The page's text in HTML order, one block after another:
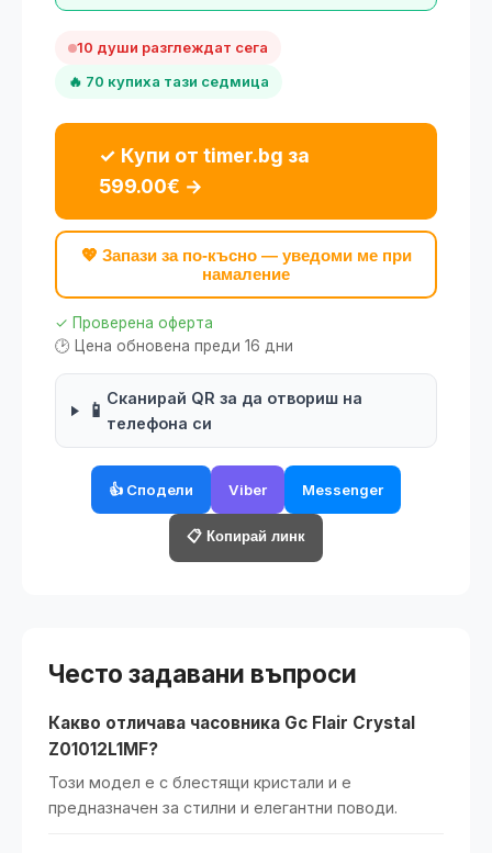
10 души разглеждат сега
🔥 70 купиха тази седмица
✓ Купи от timer.bg за
599.00€ →
💖 Запази за по-късно — уведоми ме при
намаление
✓ Проверена оферта
🕑 Цена обновена преди 16 дни
📱
Сканирай QR за да отвориш на
телефона си
👍 Сподели Viber Messenger
📋 Копирай линк
Често задавани въпроси
Какво отличава часовника Gc Flair Crystal
Z01012L1MF?
Този модел е с блестящи кристали и е
предназначен за стилни и елегантни поводи.